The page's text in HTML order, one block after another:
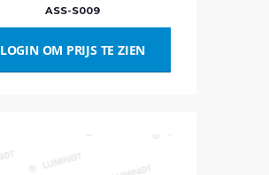
ASS-S009
LOGIN OM PRIJS TE ZIEN